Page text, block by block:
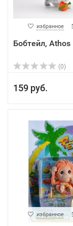
избранное
Бобтейл, Athos
(0)
159 руб.
избранное